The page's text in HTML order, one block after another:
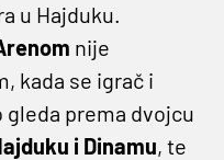
u Hajduku.
nije
kada se igrač i
gleda prema dvojcu
i Dinamu, te